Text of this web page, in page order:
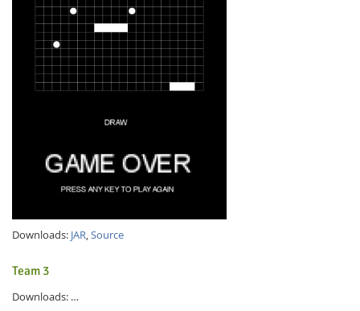
Downloads: JAR,Source
Team 3
Downloads: …